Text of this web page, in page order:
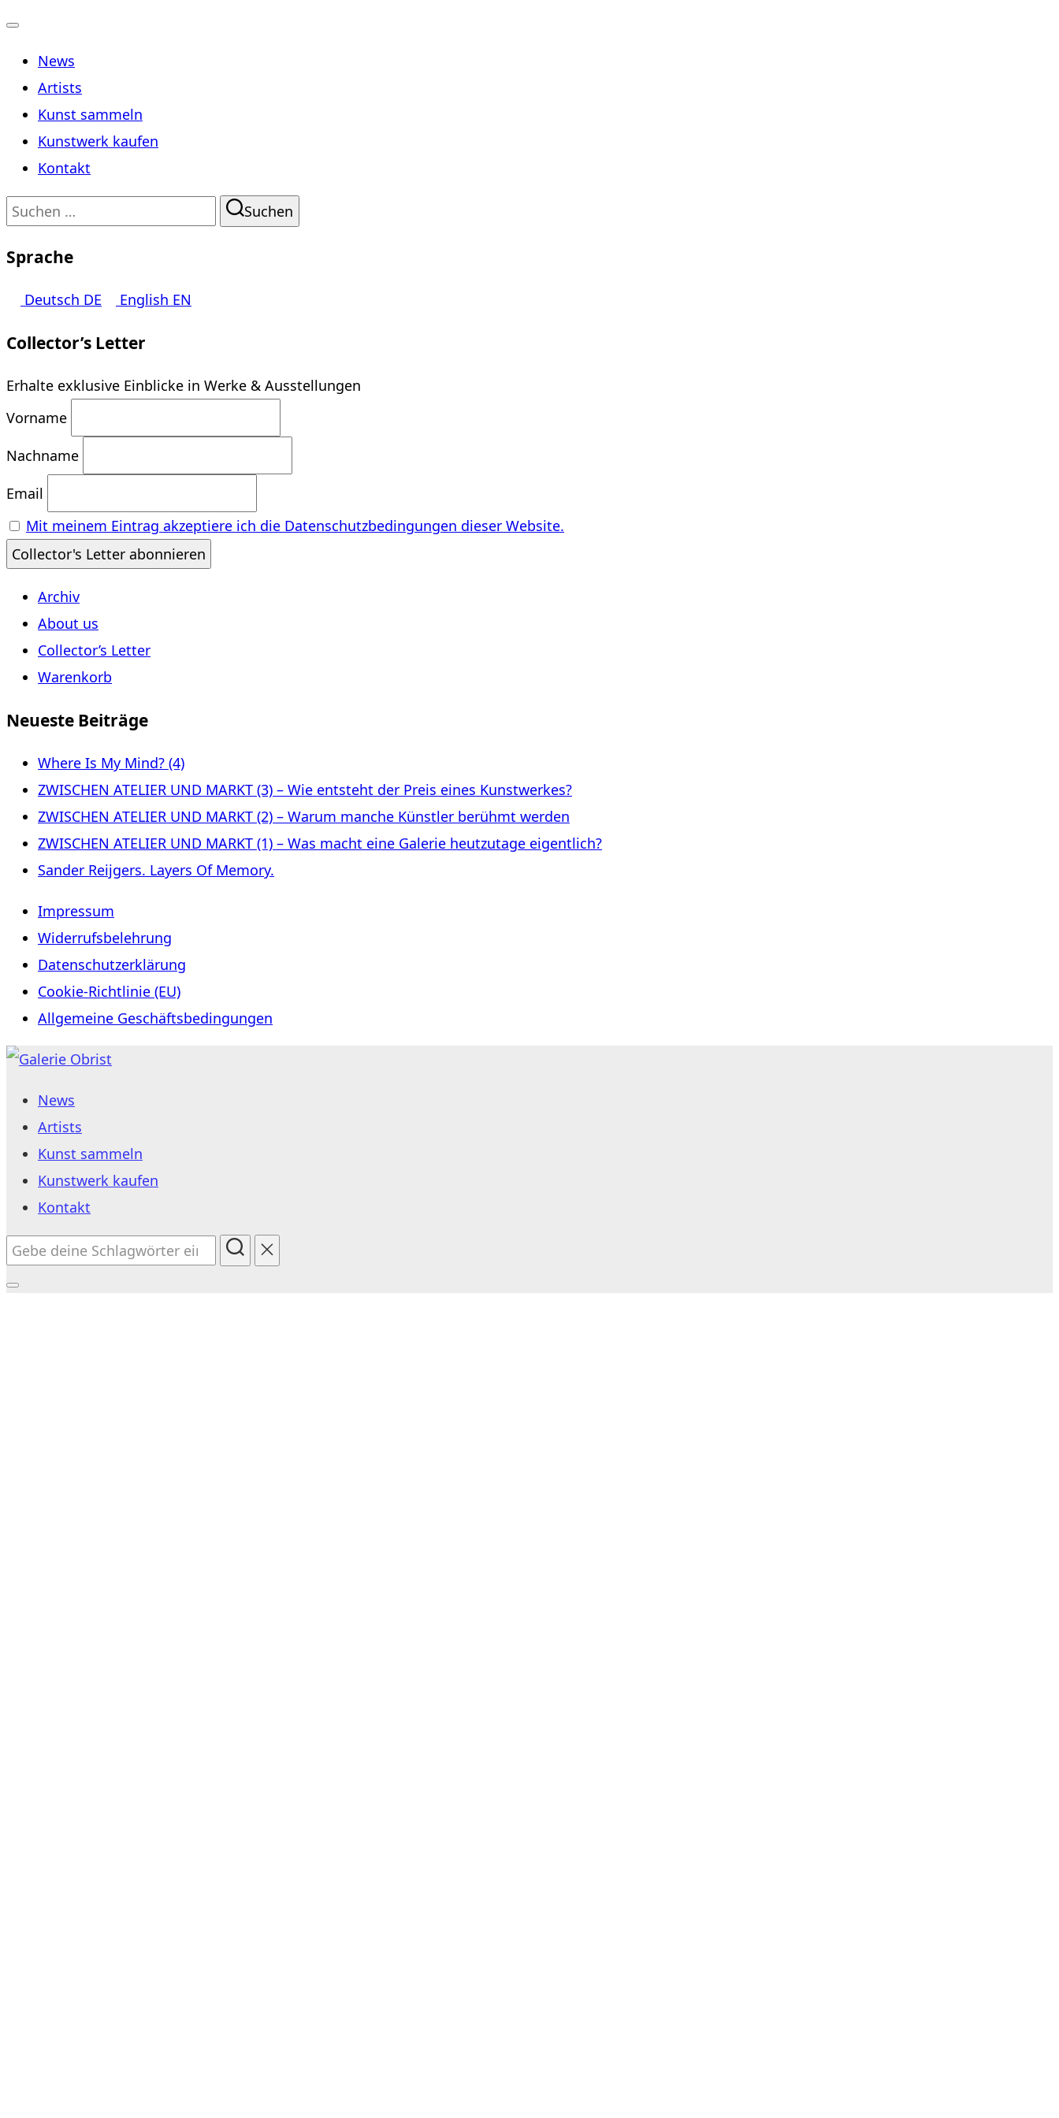
umschalten
News
Artists
Kunst sammeln
Kunstwerk kaufen
Kontakt
Suchen
Suchen
Sprache
Deutsch DE English EN
Collector’s Letter
Erhalte exklusive Einblicke in Werke & Ausstellungen
Vorname
Nachname
Email
Mit meinem Eintrag akzeptiere ich die Datenschutzbedingungen dieser Website.
Archiv
About us
Collector’s Letter
Warenkorb
Neueste Beiträge
Where Is My Mind? (4)
ZWISCHEN ATELIER UND MARKT (3) – Wie entsteht der Preis eines Kunstwerkes?
ZWISCHEN ATELIER UND MARKT (2) – Warum manche Künstler berühmt werden
ZWISCHEN ATELIER UND MARKT (1) – Was macht eine Galerie heutzutage eigentlich?
Sander Reijgers. Layers Of Memory.
Impressum
Widerrufsbelehrung
Datenschutzerklärung
Cookie-Richtlinie (EU)
Allgemeine Geschäftsbedingungen
Zum
springen
News
Artists
Kunst sammeln
Kunstwerk kaufen
Kontakt
Suchen